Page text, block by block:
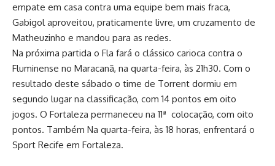
empate em casa contra uma equipe bem mais fraca,
Gabigol aproveitou, praticamente livre, um cruzamento de
Matheuzinho e mandou para as redes.
Na próxima partida o Fla fará o clássico carioca contra o
Fluminense no Maracanã, na quarta-feira, às 21h30. Com o
resultado deste sábado o time de Torrent dormiu em
segundo lugar na classificação, com 14 pontos em oito
jogos. O Fortaleza permaneceu na 11ª colocação, com oito
pontos. Também Na quarta-feira, às 18 horas, enfrentará o
Sport Recife em Fortaleza.